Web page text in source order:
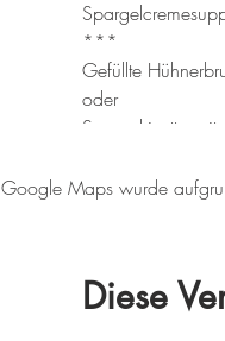
***
Gefüllte
oder
Spargelrisotto
Spargelcreme
Google Maps wurde
Diese